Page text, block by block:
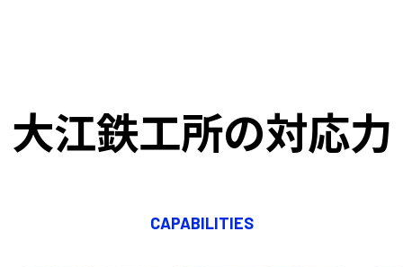
大江鉄工所の対応力
CAPABILITIES